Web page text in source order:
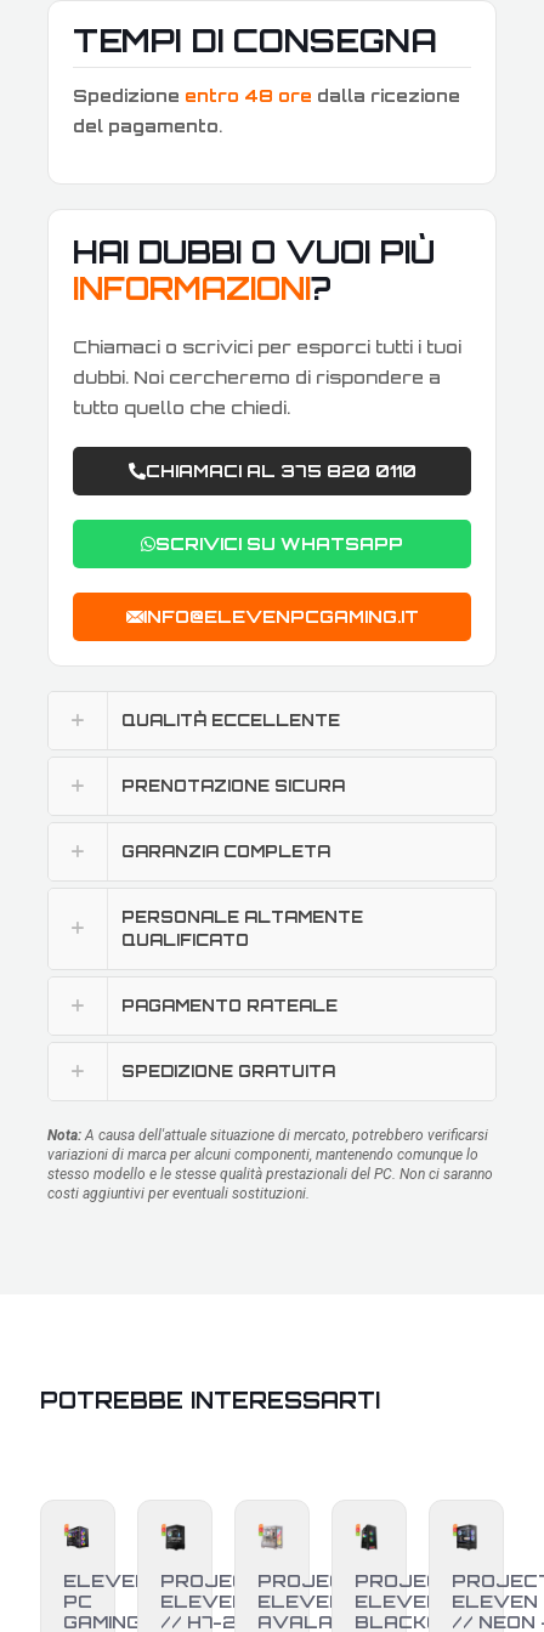
TEMPI DI CONSEGNA
Spedizione entro 48 ore dalla ricezione
del pagamento.
HAI DUBBI O VUOI PIÙ
INFORMAZIONI?
Chiamaci o scrivici per esporci tutti i tuoi
dubbi. Noi cercheremo di rispondere a
tutto quello che chiedi.
CHIAMACI AL 375 820 0110
SCRIVICI SU WHATSAPP
INFO@ELEVENPCGAMING.IT
QUALITÀ ECCELLENTE
PRENOTAZIONE SICURA
GARANZIA COMPLETA
PERSONALE ALTAMENTE
QUALIFICATO
PAGAMENTO RATEALE
SPEDIZIONE GRATUITA
Nota: A causa dell'attuale situazione di mercato, potrebbero verificarsi
variazioni di marca per alcuni componenti, mantenendo comunque lo
stesso modello e le stesse qualità prestazionali del PC. Non ci saranno
costi aggiuntivi per eventuali sostituzioni.
POTREBBE INTERESSARTI
ELEVEN
PC
GAMING •
PROJECT
ELEVEN
// H7-25
PROJECT
ELEVEN //
AVALANCHE
PROJECT
ELEVEN //
BLACKOUT
ELEVEN
// NEON